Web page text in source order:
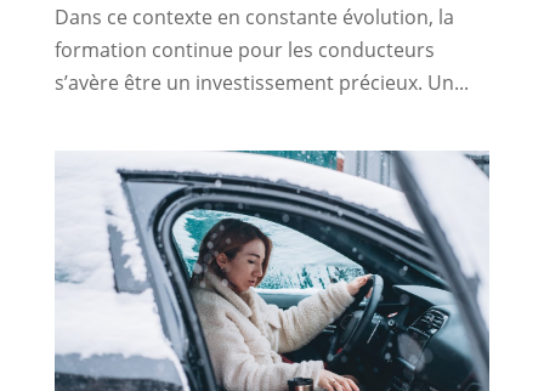
Dans ce contexte en constante évolution, la
formation continue pour les conducteurs
s’avère être un investissement précieux. Un...